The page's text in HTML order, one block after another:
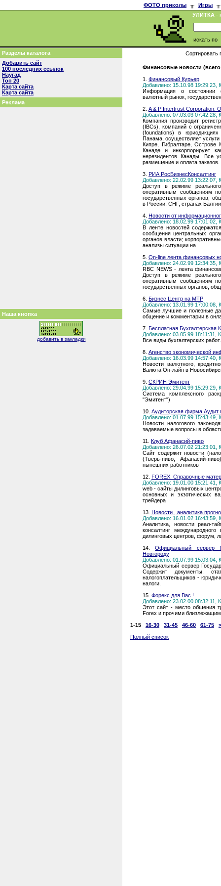
ФОТО приколы ╥ Игры
╥
УЛИТКА -
искать по
Разделы каталога
Добавить сайт
100 последних ссылок
Наугад
Топ 20
Карта сайта
Карта сайта
Реклама
Наша кнопка
добавить в закладки
Сортировать
Финансовые новости
1. Финансовый Курьер
Добавлено: 15.10.98 19:29:23,
Информация о состоянии
валютный рынок,
2. A & P Intertrust Corporation:
Добавлено: 07.03.03 07:42:28,
Компания производит
(IBCs), компаний с
(foundations) в
Панама, осуществляет
Кипре, Гибралтаре, Острове
Канаде и инкорпорирует
нерезидентов Канады. Все
размещение и оплата заказов.
3. РИА РосБизнесКонсалтинг
Добавлено: 22.02.99 13:22:07,
Доступ в режиме
оперативным сообщениям
государственных органов,
в России, СНГ, странах
4. Новости от
Добавлено: 18.02.99 17:01:02,
В ленте новостей
сообщения центральных
органов власти;
анализы ситуации на
5. On-line лента финансовых
Добавлено: 24.02.99 12:34:35,
RBC NEWS - лента
Доступ в режиме
оперативным сообщениям
государственных органов,
6. Бизнес Центр на МТР
Добавлено: 13.01.99 17:00:08,
Самые лучшие и полезные
общение и комментарии в
7. Бесплатная Бухгалтерская
Добавлено: 03.05.99 18:11:31,
Все виды бухгалтерских
8. Агенство экономической
Добавлено: 16.03.99 14:57:40,
Новости валютного,
Валюта Он-лайн в
9. СКРИН Эмитент
Добавлено: 29.04.99 15:29:29,
Система комплексного
"Эмитент")
10. Аудиторская фирма Аудит
Добавлено: 01.07.99 15:43:49,
Новости налогового
задаваемые вопросы в
11. Клуб Афанасий-пиво
Добавлено: 26.07.02 21:23:01,
Сайт содержит новости
(Тверь-пиво, Афанасий-
нынешних работников
12. FOREX. Справочные
Добавлено: 19.01.00 15:21:41,
web - сайты дилинговых
основных и экзотических
трейдера
13. Новости , аналитика
Добавлено: 16.01.02 16:43:59,
Аналитика, новости реал-
консалтинг
дилинговых центров, форум,
14.Официальный сервер
Новгороду
Добавлено: 01.07.99 15:03:04,
Официальный сервер
Содержит документы,
налогоплательщиков -
налоги.
15. Форекс для Вас !
Добавлено: 23.02.00 08:32:11,
Этот сайт - место общения
Forex и прочими
1-15
16-30 31-45 46-60 61-75
Полный список